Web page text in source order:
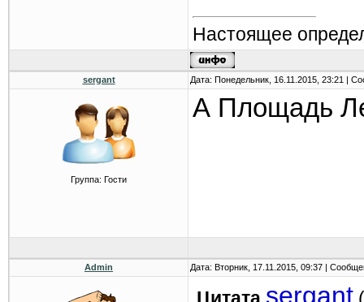
Настоящее
sergant Дата: Понедельник, 16.11.2015, 23:21 |
Группа: Гости
А Площадь
Admin Дата: Вторник, 17.11.2015, 09:37 |
sergant